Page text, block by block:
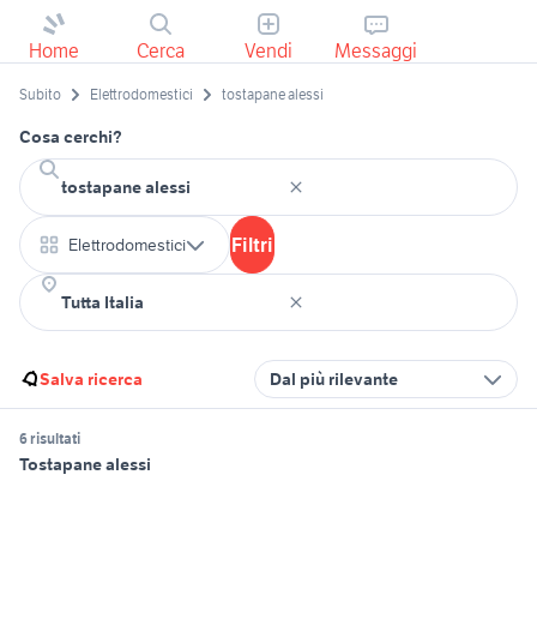
Home Cerca Vendi Messaggi
Subito Elettrodomestici tostapane alessi
Cosa cerchi?
Elettrodomestici Filtri
Salva ricerca Dal più rilevante
6 risultati
Tostapane alessi